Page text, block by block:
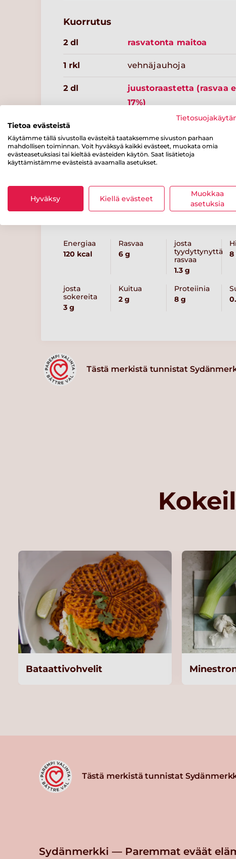
Kuorrutus
2 dl rasvatonta maitoa
1 rkl vehnäjauhoja
2 dl
juustoraastetta (rasvaa
17%)
Resepteissä punaisella merkityt tuotteet löydät kaupassa
Ravintosisältö
Energiaa
120 kcal
Rasvaa
6 g
josta
tyydyttynyttä
rasvaa
1.3 g
8
josta
sokereita
3 g
Kuitua
2 g
Proteiinia
8 g
Tästä merkistä tunnistat
Bataattivohvelit
Tästä merkistä tunnistat
Sydänmerkki — Paremmat eväät
Tietoa evästeistä
Käytämme tällä sivustolla evästeitä taataksemme sivuston parhaan
mahdollisen toiminnan. Voit hyväksyä kaikki evästeet, muokata omia
evästeasetuksiasi tai kieltää evästeiden käytön. Saat lisätietoja
käyttämistämme evästeistä avaamalla asetukset.
Hyväksy Kiellä evästeet
Muokkaa
asetuksia